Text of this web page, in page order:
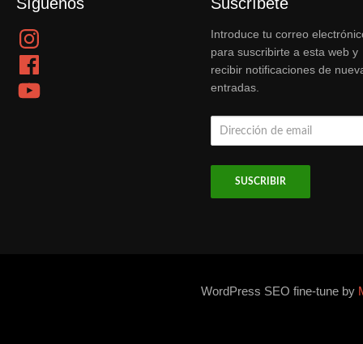
Instagram
Facebook
YouTube
Introduce tu correo
para suscribirte a esta web y
recibir notificaciones de
entradas.
Dirección
WordPress SEO fine-tune by